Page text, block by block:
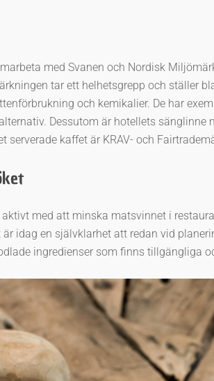
med Svanen och Nordisk
tar ett helhetsgrepp och ställer
och kemikalier. De har
Dessutom är hotellets sänglinne
serverade kaffet är KRAV- och
aktivt med att minska matsvinnet i
är idag en självklarhet att redan vid
ingredienser som finns tillgängliga